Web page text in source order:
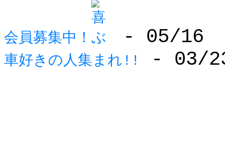
会員募集中！ - 05/16
車好きの人集まれ!! - 03/